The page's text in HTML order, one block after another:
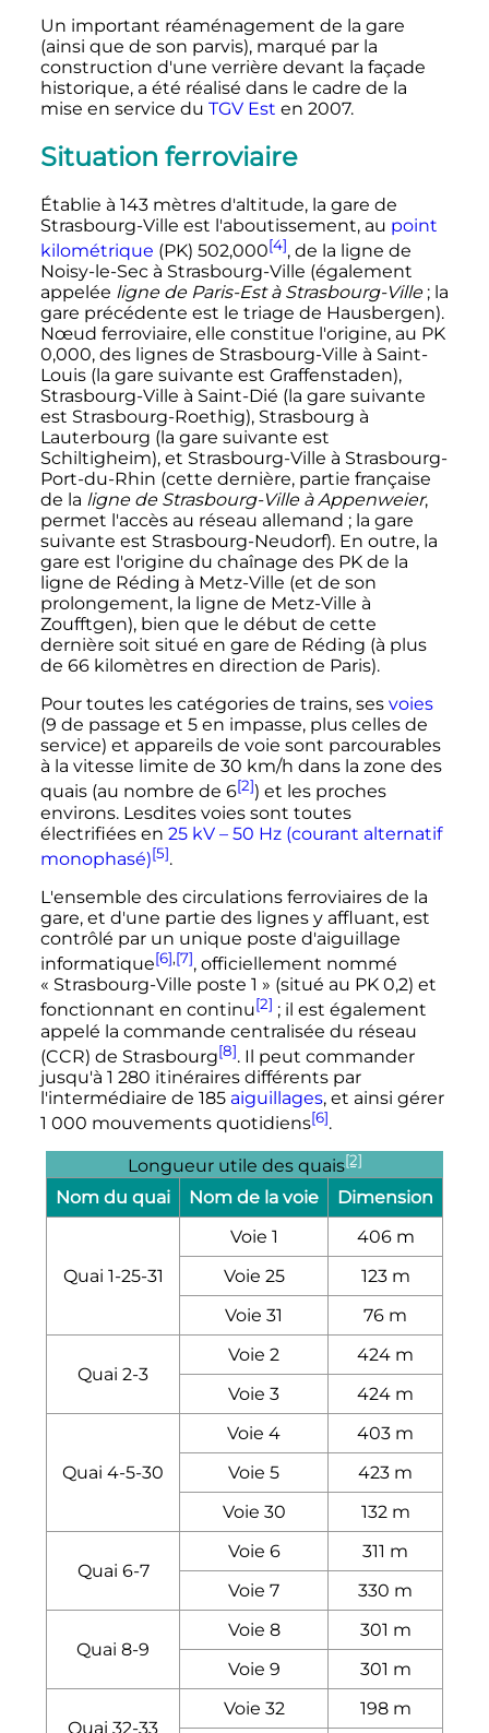
Un important réaménagement de la gare
(ainsi que de son parvis), marqué par la
construction d'une verrière devant la façade
historique, a été réalisé dans le cadre de la
mise en service du TGV Est en 2007.
Situation ferroviaire
Établie à 143 mètresd'altitude, la gare de
Strasbourg-Ville est l'aboutissement, au point
kilométrique (PK) 502,000[4], de la ligne de
Noisy-le-Sec à Strasbourg-Ville (également
appelée ligne de Paris-Est à Strasbourg-Ville ; la
gare précédente est le triage de Hausbergen).
Nœud ferroviaire, elle constitue l'origine, au PK
0,000, des lignes de Strasbourg-Ville à Saint-
Louis (la gare suivante est Graffenstaden),
Strasbourg-Ville à Saint-Dié (la gare suivante
est Strasbourg-Roethig), Strasbourg à
Lauterbourg (la gare suivante est
Schiltigheim), et Strasbourg-Ville à Strasbourg-
Port-du-Rhin (cette dernière, partie française
de la ligne de Strasbourg-Ville à Appenweier,
permet l'accès au réseau allemand ; la gare
suivante est Strasbourg-Neudorf). En outre, la
gare est l'origine du chaînage des PK de la
ligne de Réding à Metz-Ville (et de son
prolongement, la ligne de Metz-Ville à
Zoufftgen), bien que le début de cette
dernière soit situé en gare de Réding (à plus
de 66 kilomètresen direction de Paris).
Pour toutes les catégories de trains, ses voies
(9 de passage et 5 en impasse, plus celles de
service) et appareils de voie sont parcourables
à la vitesse limite de 30 km/h dans la zone des
quais (au nombre de 6[2]) et les proches
environs. Lesdites voies sont toutes
électrifiées en 25 kV – 50 Hz(courant alternatif
monophasé)[5].
L'ensemble des circulations ferroviaires de la
gare, et d'une partie des lignes y affluant, est
contrôlé par un unique poste d'aiguillage
informatique[6],[7], officiellement nommé
« Strasbourg-Ville poste 1 » (situé au PK 0,2) et
fonctionnant en continu[2] ; il est également
appelé la commande centralisée du réseau
(CCR) de Strasbourg[8]. Il peut commander
jusqu'à 1 280 itinérairesdifférents par
l'intermédiaire de 185 aiguillages, et ainsi gérer
1 000 mouvementsquotidiens[6].
Longueur utile des quais[2]
Nom du quai Nom de la voie Dimension
Quai 1-25-31
Voie 1 406 m
Voie 25
123 m
Voie 31
76 m
Quai 2-3
Voie 2 424 m
Voie 3
424 m
Quai 4-5-30
Voie 4 403 m
Voie 5
423 m
Voie 30
132 m
Quai 6-7
Voie 6 311 m
Voie 7
330 m
Quai 8-9
Voie 8 301 m
Voie 9
301 m
Quai 32-33
Voie 32 198 m